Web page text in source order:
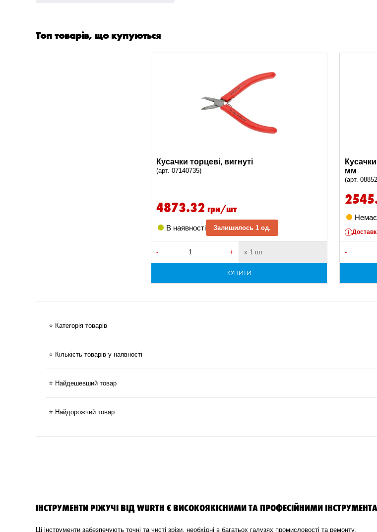
Топ товарів, що купуються
Кусачки торцеві, вигнуті
(арт. 07140735)
4873.32 грн/шт
В наявності Залишилось 1 од.
- + х 1 шт
КУПИТИ
мм
(арт.
Немає
-
⭐ Категорія товарів
⭐ Кількість товарів у наявності
⭐ Найдешевший товар
⭐ Найдорожчий товар
ІНСТРУМЕНТИ РІЖУЧІ ВІД WURTH Є ВИСОКОЯКІСНИМИ ТА ПРОФЕСІЙНИМИ
Ці інструменти забезпечують точні та чисті зрізи, необхідні в багатьох галузях промисловості та ремонту.